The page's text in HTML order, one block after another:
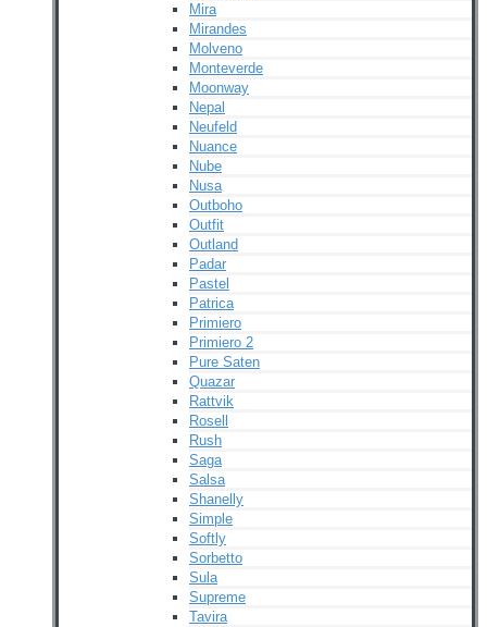
Mira
Mirandes
Molveno
Monteverde
Moonway
Nepal
Neufeld
Nuance
Nube
Nusa
Outboho
Outfit
Outland
Padar
Pastel
Patrica
Primiero
Primiero 2
Pure Saten
Quazar
Rattvik
Rosell
Rush
Saga
Salsa
Shanelly
Simple
Softly
Sorbetto
Sula
Supreme
Tavira